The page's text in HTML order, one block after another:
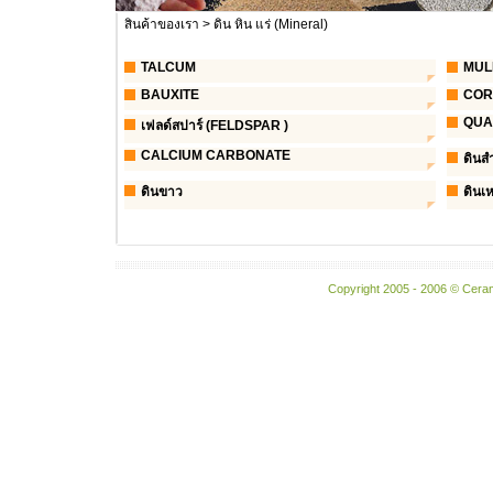
สินค้าของเรา > ดิน หิน แร่ (Mineral)
TALCUM
BAUXITE
เฟลด์สปาร์ (FELDSPAR )
CALCIUM CARBONATE ดินส
ดินขาว ดินเ
Copyright 2005 - 2006 ©